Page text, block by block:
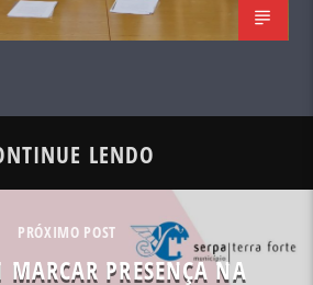
LENDO
PRÓXIMO POST
MARCAR PRESENÇA NA